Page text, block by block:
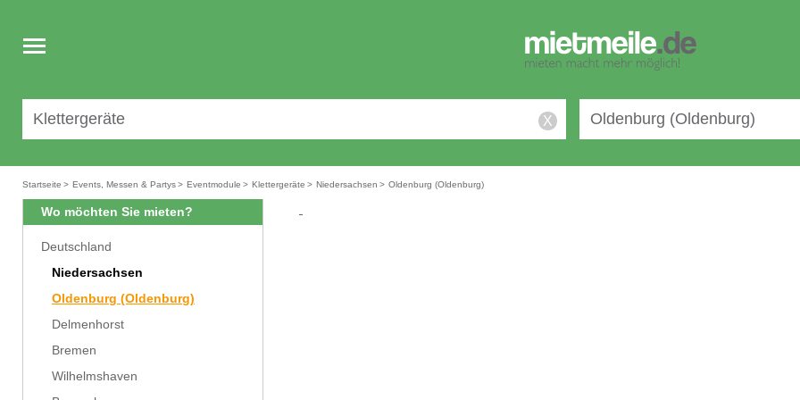
Toggle
navigation
X
Startseite > Events, Messen & Partys> Eventmodule > Klettergeräte > Niedersachsen > Oldenburg (Oldenburg)
Wo möchten Sie mieten?
Deutschland
Niedersachsen
Oldenburg (Oldenburg)
Delmenhorst
Bremen
Wilhelmshaven